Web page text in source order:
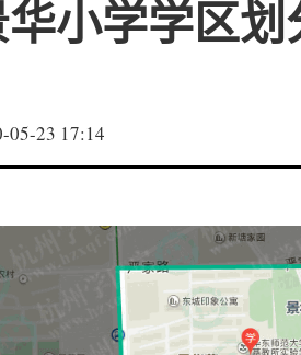
华小学学区划
05-23 17:14